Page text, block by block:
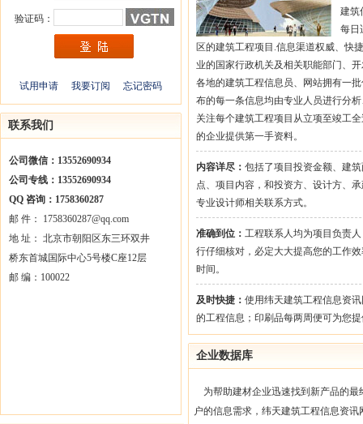
验证码：
试用申请 我要订阅 忘记密码
联系我们
公司微信：13552690934
公司专线：13552690934
QQ 咨询：1758360287
邮 件： 1758360287@qq.com
地 址： 北京市朝阳区东三环双井
桥东首城国际中心5号楼C座12层
邮 编：100022
建筑
每日
区的建筑工程项目.信息渠道权威、快
业的国家行政机关及相关职能部门、
各地的建筑工程信息员、网站拥有一
布的每一条信息均由专业人员进行分
关注每个建筑工程项目从立项至竣工
的企业提供第一手资料。
内容详尽： 包括了项目投资金额、建
点、项目内容，和投资方、设计方、
专业设计师相关联系方式。
准确到位： 工程联系人均为项目负责
行仔细核对，必定大大提高您的工作
时间。
及时快捷： 使用纬天建筑工程信息资
的工程信息；印刷品每两周便可为您
企业数据库
为帮助建材企业迅速找到新产品的最
户的信息需求，纬天建筑工程信息资